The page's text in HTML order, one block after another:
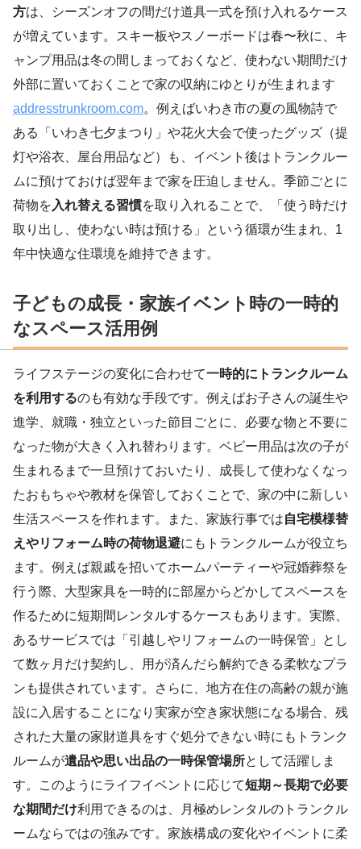
方は、シーズンオフの間だけ道具一式を預け入れるケース
が増えています。スキー板やスノーボードは春〜秋に、キ
ャンプ用品は冬の間しまっておくなど、使わない期間だけ
外部に置いておくことで家の収納にゆとりが生まれます
addresstrunkroom.com。例えばいわき市の夏の風物詩で
ある「いわき七夕まつり」や花火大会で使ったグッズ（提
灯や浴衣、屋台用品など）も、イベント後はトランクルー
ムに預けておけば翌年まで家を圧迫しません。季節ごとに
荷物を 入れ替える習慣を取り入れることで、「使う時だけ
取り出し、使わない時は預ける」という循環が生まれ、1
年中快適な住環境を維持できます。
子どもの成長・家族イベント時の一時的
なスペース活用例
ライフステージの変化に合わせて一時的にトランクルーム
を利用するのも有効な手段です。例えばお子さんの誕生や
進学、就職・独立といった節目ごとに、必要な物と不要に
なった物が大きく入れ替わります。ベビー用品は次の子が
生まれるまで一旦預けておいたり、成長して使わなくなっ
たおもちゃや教材を保管しておくことで、家の中に新しい
生活スペースを作れます。また、家族行事では自宅模様替
えやリフォーム時の荷物退避にもトランクルームが役立ち
ます。例えば親戚を招いてホームパーティーや冠婚葬祭を
行う際、大型家具を一時的に部屋からどかしてスペースを
作るために短期間レンタルするケースもあります。実際、
あるサービスでは「引越しやリフォームの一時保管」とし
て数ヶ月だけ契約し、用が済んだら解約できる柔軟なプラ
ンも提供されています。さらに、地方在住の高齢の親が施
設に入居することになり実家が空き家状態になる場合、残
された大量の家財道具をすぐ処分できない時にもトランク
ルームが遺品や思い出品の一時保管場所として活躍しま
す。このようにライフイベントに応じて短期～長期で必要
な期間だけ利用できるのは、月極めレンタルのトランクル
ームならではの強みです。家族構成の変化やイベントに柔